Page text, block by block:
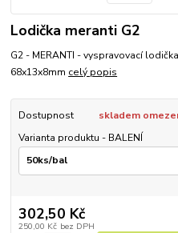
Lodička meranti G2
G2 - MERANTI - vyspravovací
68x13x8mm celý popis
Dostupnost
skladem
Varianta produktu - BALENÍ
302,50 Kč
250,00 Kč bez DPH